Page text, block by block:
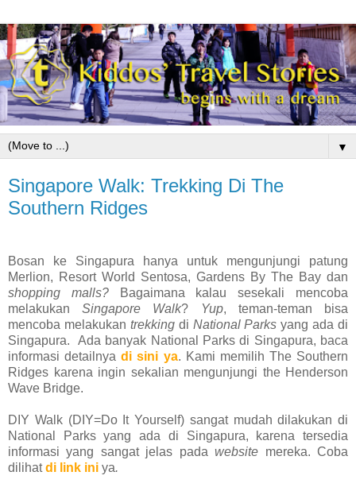
▼
Singapore Walk: Trekking Di The
Southern Ridges
Bosan ke Singapura hanya untuk mengunjungi patung
Merlion, Resort World Sentosa, Gardens By The Bay dan
shopping malls?
Bagaimana kalau sesekali mencoba
melakukanSingapore Walk? Yup, teman-teman bisa
mencoba melakukan trekkingdi National Parks yang ada di
Singapura. Ada banyak National Parks di Singapura, baca
informasi detailnyadi sini ya. Kami memilih The Southern
Ridges karena ingin sekalian mengunjungi the Henderson
Wave Bridge.
DIY Walk (DIY=Do It Yourself) sangat mudah dilakukan di
National Parks yang ada di Singapura, karena tersedia
informasi yang sangat jelas padawebsite mereka. Coba
dilihatdi link ini ya.